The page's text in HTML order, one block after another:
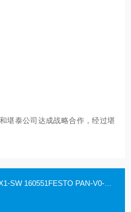
堪泰公司达成战略合作，经过堪
160551FESTO PAN-V0-8X1-SW 160551气管